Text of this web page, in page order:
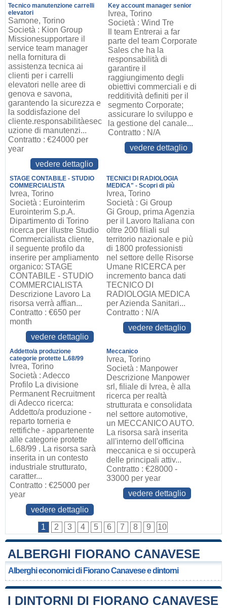
Tecnico manutenzione carrelli
elevatori
Samone, Torino
Società : Kion Group
Missionesupportare il
service team manager
nella fornitura di
assistenza tecnica ai
clienti per i carrelli
elevatori nelle aree di
genova e savona,
garantendo la sicurezza e
la soddisfazione del
cliente.responsabilitàesec
uzione di manutenzi...
Contratto : €24000 per
year
vedere dettaglio
Key account manager senior
Ivrea, Torino
Società : Wind Tre
Il team Entrerai a far
parte del team Corporate
Sales che ha la
responsabilità di
garantire il
raggiungimento degli
obiettivi commerciali e di
redditività definiti per il
segmento Corporate;
assicurare lo sviluppo e
la gestione del canale...
Contratto : N/A
vedere dettaglio
STAGE CONTABILE - STUDIO
COMMERCIALISTA
Ivrea, Torino
Società : Eurointerim
Eurointerim S.p.A.
Dipartimento di Torino
ricerca per illustre Studio
Commercialista cliente,
il seguente profilo da
inserire per ampliamento
organico: STAGE
CONTABILE - STUDIO
COMMERCIALISTA
Descrizione Lavoro La
risorsa verrà affian...
Contratto : €650 per
month
vedere dettaglio
TECNICI DI RADIOLOGIA
MEDICA" - Scopri di più
Ivrea, Torino
Società : Gi Group
Gi Group, prima Agenzia
per il Lavoro Italiana con
oltre 200 filiali sul
territorio nazionale e più
di 1800 professionisti
nel settore delle Risorse
Umane RICERCA per
incremento banca dati
TECNICO DI
RADIOLOGIA MEDICA
per Azienda Sanitari...
Contratto : N/A
vedere dettaglio
Addetto/a produzione
categorie protette L.68/99
Ivrea, Torino
Società : Adecco
Profilo La divisione
Permanent Recruitment
di Adecco ricerca:
Addetto/a produzione -
reparto torneria e
rettifiche - appartenente
alle categorie protette
L.68/99 . La risorsa sarà
inserita in un contesto
industriale strutturato,
caratter...
Contratto : €25000 per
year
vedere dettaglio
Meccanico
Ivrea, Torino
Società : Manpower
Descrizione Manpower
srl, filiale di Ivrea, è alla
ricerca per realtà
strutturata e consolidata
nel settore automotive,
un MECCANICO AUTO.
La risorsa sarà inserita
all'interno dell'officina
meccanica e si occuperà
delle principali attiv...
Contratto : €28000 -
33000 per year
vedere dettaglio
1 2 3 4 5 6 7 8 9 10
ALBERGHI FIORANO CANAVESE
Alberghi economici di Fiorano Canavese e dintorni
I DINTORNI DI FIORANO CANAVESE